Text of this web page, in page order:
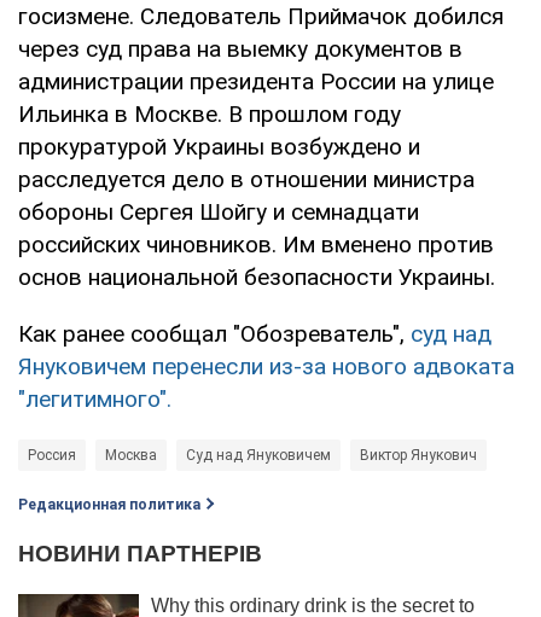
госизмене. Следователь Приймачок добился
через суд права на выемку документов в
администрации президента России на улице
Ильинка в Москве. В прошлом году
прокуратурой Украины возбуждено и
расследуется дело в отношении министра
обороны Сергея Шойгу и семнадцати
российских чиновников. Им вменено против
основ национальной безопасности Украины.
Как ранее сообщал "Обозреватель", суд над
Януковичем перенесли из-за нового адвоката
"легитимного".
Россия Москва Суд над Януковичем Виктор Янукович
Редакционная политика